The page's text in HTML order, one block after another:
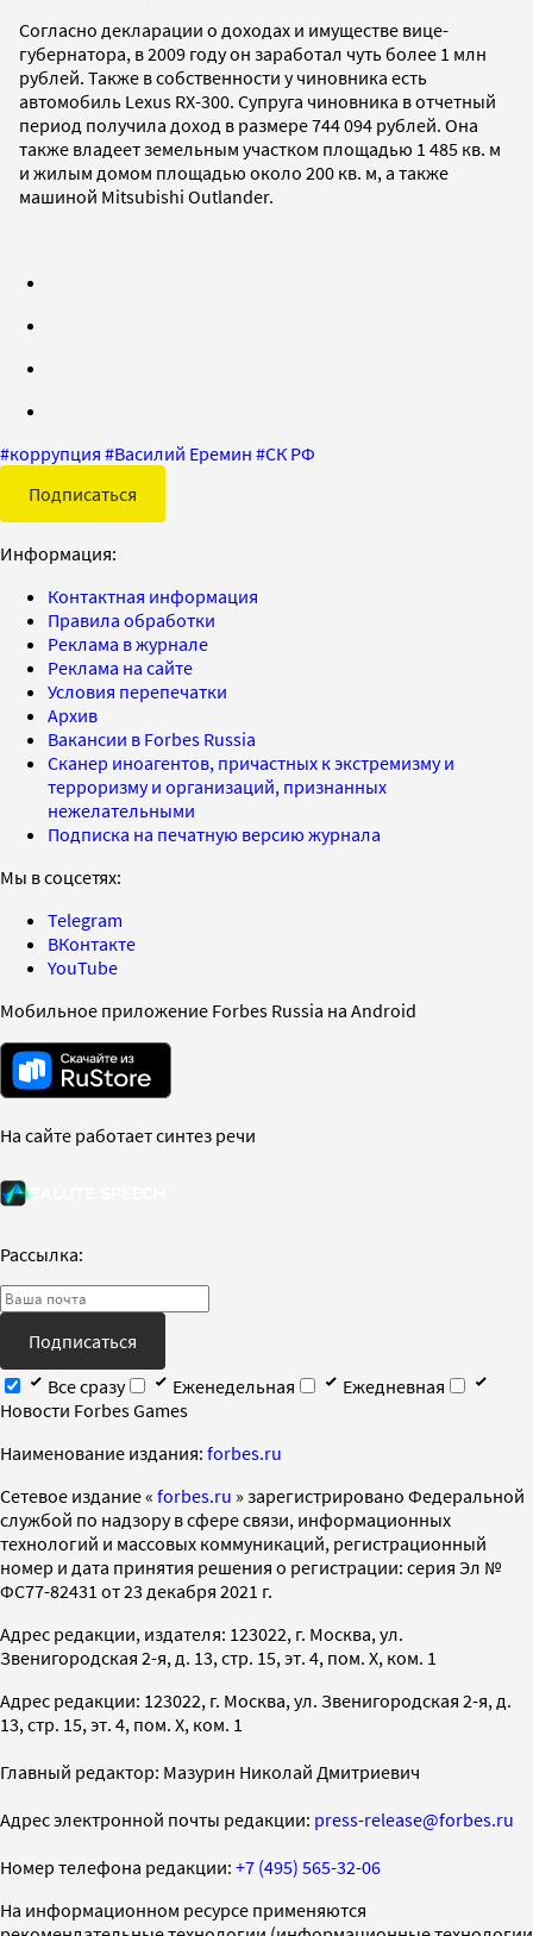
Согласно декларации о доходах и имуществе вице-
губернатора, в 2009 году он заработал чуть более 1 млн
рублей. Также в собственности у чиновника есть
автомобиль Lexus RX-300. Супруга чиновника в отчетный
период получила доход в размере 744 094 рублей. Она
также владеет земельным участком площадью 1 485 кв. м
и жилым домом площадью около 200 кв. м, а также
машиной Mitsubishi Outlander.
#коррупция #Василий Еремин #СК РФ
Подписаться
Информация:
Контактная информация
Правила обработки
Реклама в журнале
Реклама на сайте
Условия перепечатки
Архив
Вакансии в Forbes Russia
Сканер иноагентов, причастных к экстремизму и
терроризму и организаций, признанных
нежелательными
Подписка на печатную версию журнала
Мы в соцсетях:
Telegram
ВКонтакте
YouTube
Мобильное приложение Forbes Russia на Android
На сайте работает синтез речи
Рассылка:
Подписаться
Все сразу
Еженедельная
Ежедневная
Новости Forbes Games
Наименование издания: forbes.ru
Cетевое издание « forbes.ru » зарегистрировано Федеральной
службой по надзору в сфере связи, информационных
технологий и массовых коммуникаций, регистрационный
номер и дата принятия решения о регистрации: серия Эл №
ФС77-82431 от 23 декабря 2021 г.
Адрес редакции, издателя: 123022, г. Москва, ул.
Звенигородская 2-я, д. 13, стр. 15, эт. 4, пом. X, ком. 1
Адрес редакции: 123022, г. Москва, ул. Звенигородская 2-я, д.
13, стр. 15, эт. 4, пом. X, ком. 1
Главный редактор: Мазурин Николай Дмитриевич
Адрес электронной почты редакции: press-release@forbes.ru
Номер телефона редакции: +7 (495) 565-32-06
На информационном ресурсе применяются